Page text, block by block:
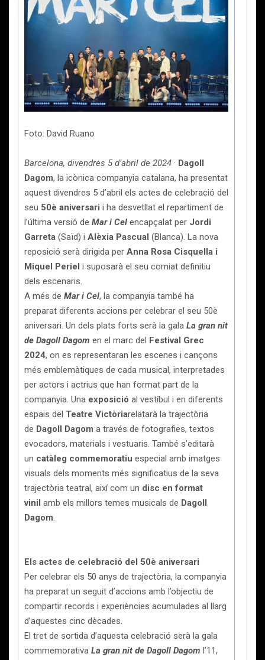
Foto: David Ruano
Barcelona, divendres 5 d’abril de 2024 · Dagoll
Dagom, la icònica companyia catalana, ha presentat
aquest divendres 5 d’abril els actes de celebració del
seu 50è aniversari i ha desvetllat el repartiment de
l’última versió de Mar i Cel encapçalat per Jordi
Garreta (Saïd) i Alèxia Pascual (Blanca). La nova
reposició serà dirigida per Anna Rosa Cisquella i
Miquel Periel i suposarà el seu comiat definitiu
dels escenaris.
A més de Mar i Cel, la companyia també ha
preparat diferents accions per celebrar el seu 50è
aniversari. Un dels plats forts serà la gala La gran nit
de Dagoll Dagom en el marc del Festival Grec
2024, on es representaran les escenes i cançons
més emblemàtiques de cada musical, interpretades
per actors i actrius que han format part de la
companyia. Una exposició al vestíbul i en diferents
espais del Teatre Victòriarelatarà la trajectòria
de Dagoll Dagom a través de fotografies, textos
evocadors, materials i vestuaris. També s’editarà
un catàleg commemoratiu especial amb imatges
visuals dels moments més significatius de la seva
trajectòria teatral, així com un disc en format
vinil amb els millors temes musicals de Dagoll
Dagom.
Els actes de celebració del 50è aniversari
Per celebrar els 50 anys de trajectòria, la companyia
ha preparat un seguit d’accions amb l’objectiu de
compartir records i experiències acumulades al llarg
d’aquestes cinc dècades.
El tret de sortida d’aquesta celebració serà la gala
commemorativa La gran nit de Dagoll Dagom l’11,